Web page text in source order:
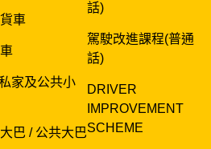
車
家及公共小
巴 / 公共大巴
話)
駕駛改進課程(普通
話)
DRIVER
IMPROVEMENT
SCHEME